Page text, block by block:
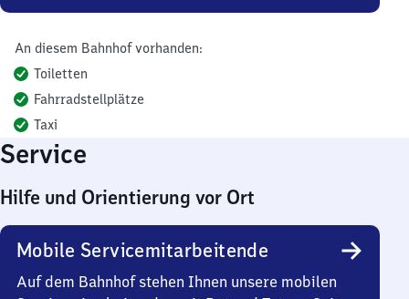
An diesem Bahnhof vorhanden:
Toiletten
Fahrradstellplätze
Taxi
Service
Hilfe und Orientierung vor Ort
Mobile Servicemitarbeitende
Auf dem Bahnhof stehen Ihnen unsere mobilen